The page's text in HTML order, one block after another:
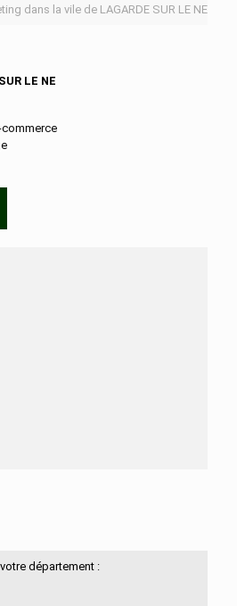
dans la vile de LAGARDE SUR LE NE
LE NE
département :